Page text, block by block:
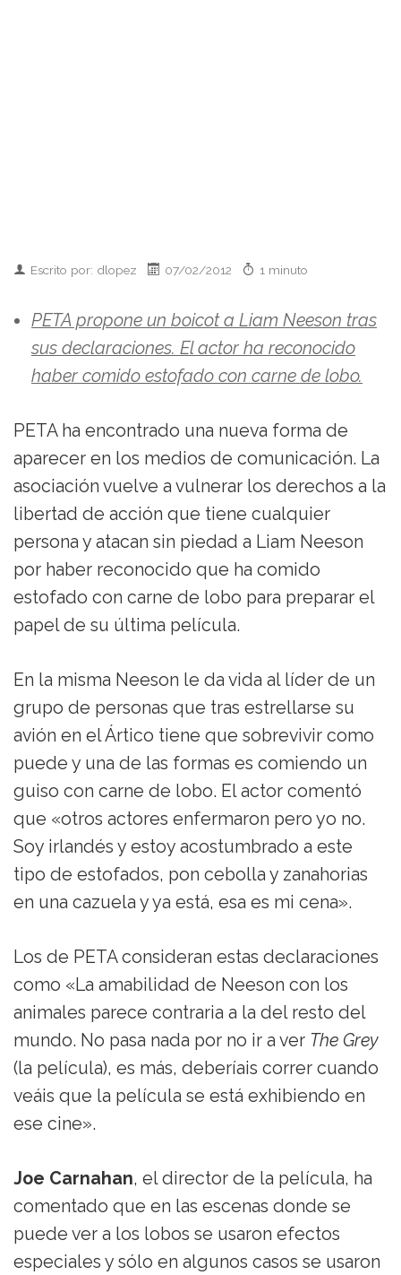
Escrito por: dlopez 07/02/2012 1 minuto
PETA propone un boicot a Liam Neeson tras
sus declaraciones. El actor ha reconocido
haber comido estofado con carne de lobo.
PETA ha encontrado una nueva forma de
aparecer en los medios de comunicación. La
asociación vuelve a vulnerar los derechos a la
libertad de acción que tiene cualquier
persona y atacan sin piedad a Liam Neeson
por haber reconocido que ha comido
estofado con carne de lobo para preparar el
papel de su última película.
En la misma Neeson le da vida al líder de un
grupo de personas que tras estrellarse su
avión en el Ártico tiene que sobrevivir como
puede y una de las formas es comiendo un
guiso con carne de lobo. El actor comentó
que «otros actores enfermaron pero yo no.
Soy irlandés y estoy acostumbrado a este
tipo de estofados, pon cebolla y zanahorias
en una cazuela y ya está, esa es mi cena».
Los de PETA consideran estas declaraciones
como «La amabilidad de Neeson con los
animales parece contraria a la del resto del
mundo. No pasa nada por no ir a ver The Grey
(la película), es más, deberíais correr cuando
veáis que la película se está exhibiendo en
ese cine».
Joe Carnahan, el director de la película, ha
comentado que en las escenas donde se
puede ver a los lobos se usaron efectos
especiales y sólo en algunos casos se usaron